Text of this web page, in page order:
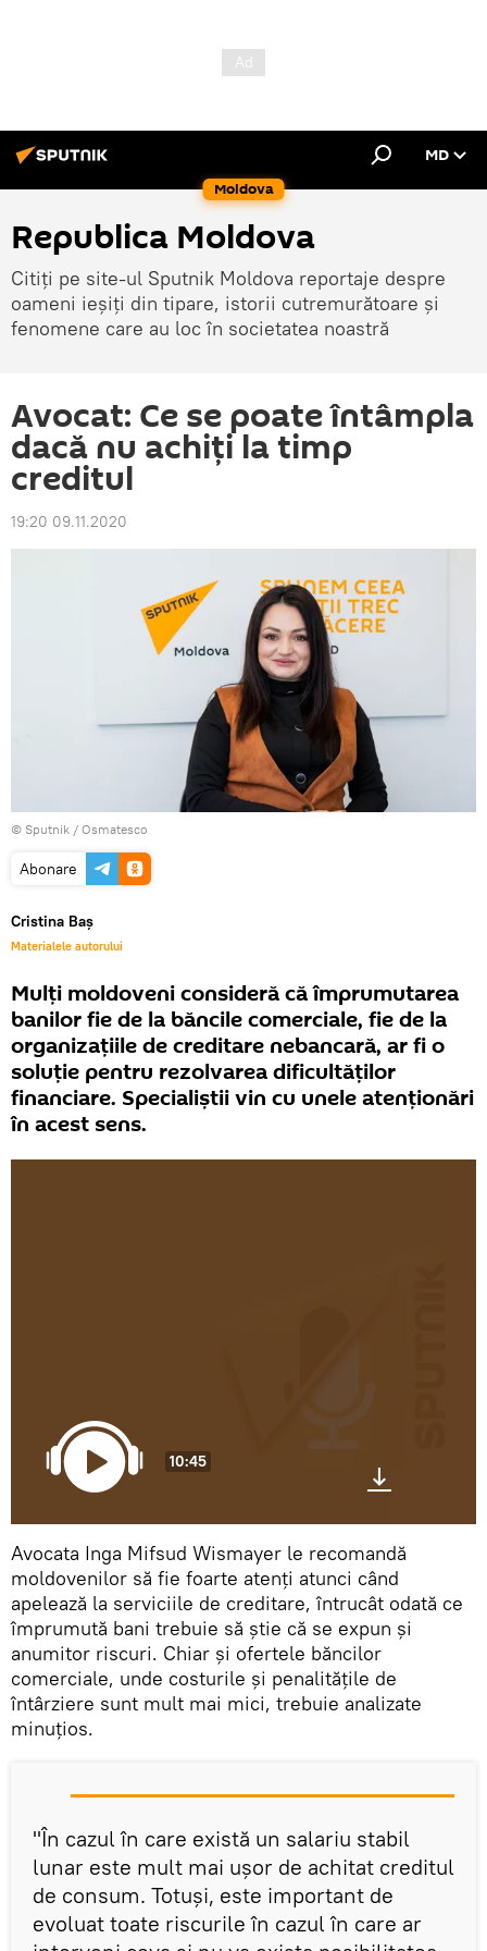
Moldova
MD
Republica Moldova
Citiți pe site-ul Sputnik Moldova reportaje despre
oameni ieșiți din tipare, istorii cutremurătoare și
fenomene care au loc în societatea noastră
Avocat: Ce se poate întâmpla
dacă nu achiți la timp
creditul
19:20 09.11.2020
© Sputnik / Osmatesco
Abonare
Cristina Baș
Materialele autorului
Mulți moldoveni consideră că împrumutarea
banilor fie de la băncile comerciale, fie de la
organizațiile de creditare nebancară, ar fi o
soluție pentru rezolvarea dificultăților
financiare. Specialiștii vin cu unele atenționări
în acest sens.
10:45
Avocata Inga Mifsud Wismayer le recomandă
moldovenilor să fie foarte atenți atunci când
apelează la serviciile de creditare, întrucât odată ce
împrumută bani trebuie să știe că se expun și
anumitor riscuri. Chiar și ofertele băncilor
comerciale, unde costurile și penalitățile de
întârziere sunt mult mai mici, trebuie analizate
minuțios.
"În cazul în care există un salariu stabil
lunar este mult mai ușor de achitat creditul
de consum. Totuși, este important de
evoluat toate riscurile în cazul în care ar